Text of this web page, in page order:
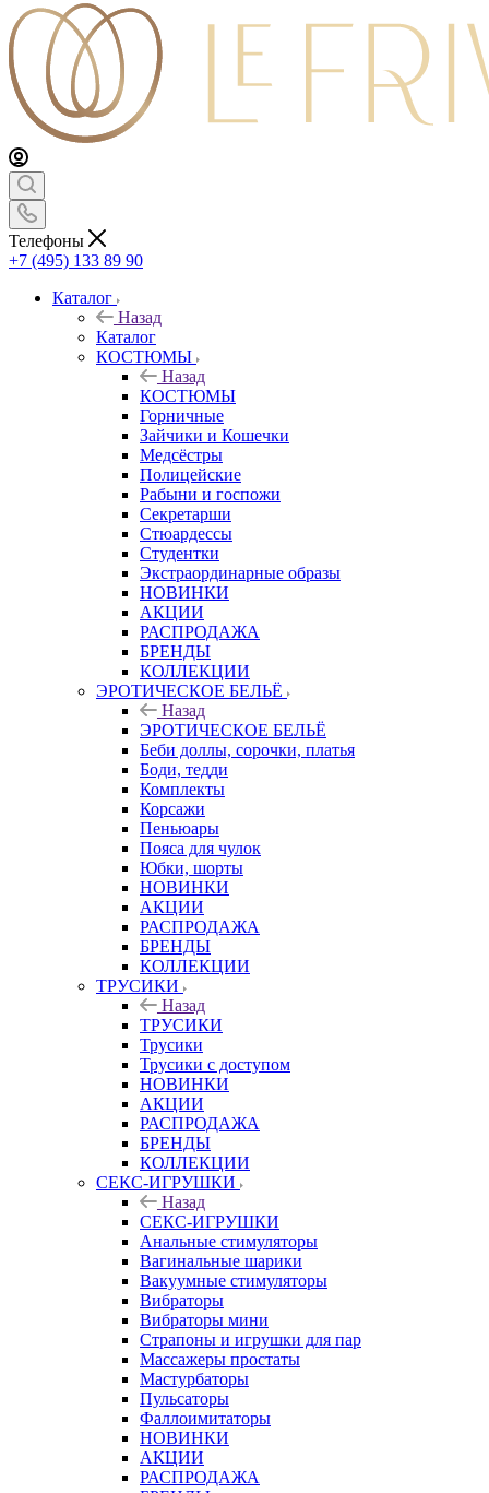
Телефоны
+7 (495) 133 89 90
Каталог
Назад
Каталог
КОСТЮМЫ
Назад
КОСТЮМЫ
Горничные
Зайчики и Кошечки
Медсёстры
Полицейские
Рабыни и госпожи
Секретарши
Стюардессы
Студентки
Экстраординарные образы
НОВИНКИ
АКЦИИ
РАСПРОДАЖА
БРЕНДЫ
КОЛЛЕКЦИИ
ЭРОТИЧЕСКОЕ БЕЛЬЁ
Назад
ЭРОТИЧЕСКОЕ БЕЛЬЁ
Беби доллы, сорочки, платья
Боди, тедди
Комплекты
Корсажи
Пеньюары
Пояса для чулок
Юбки, шорты
НОВИНКИ
АКЦИИ
РАСПРОДАЖА
БРЕНДЫ
КОЛЛЕКЦИИ
ТРУСИКИ
Назад
ТРУСИКИ
Трусики
Трусики с доступом
НОВИНКИ
АКЦИИ
РАСПРОДАЖА
БРЕНДЫ
КОЛЛЕКЦИИ
СЕКС-ИГРУШКИ
Назад
СЕКС-ИГРУШКИ
Анальные стимуляторы
Вагинальные шарики
Вакуумные стимуляторы
Вибраторы
Вибраторы мини
Страпоны и игрушки для пар
Массажеры простаты
Мастурбаторы
Пульсаторы
Фаллоимитаторы
НОВИНКИ
АКЦИИ
РАСПРОДАЖА